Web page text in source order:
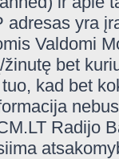
yra
Valdomi
bet
kad bet
Radijo